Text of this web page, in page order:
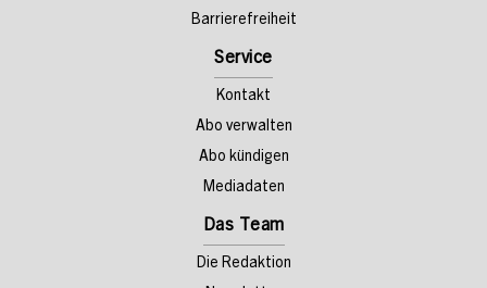
Barrierefreiheit
Service
Kontakt
Abo verwalten
Abo kündigen
Mediadaten
Das Team
Die Redaktion